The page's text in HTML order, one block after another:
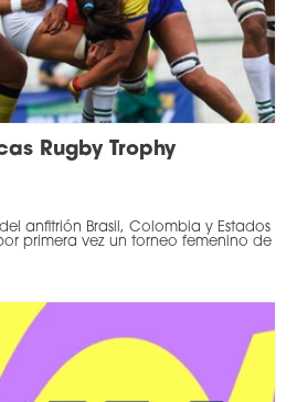
Rugby Trophy
anfitrión Brasil, Colombia y Estados
primera vez un torneo femenino de